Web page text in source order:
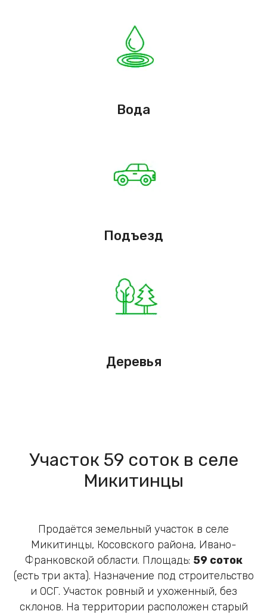
Вода
Подъезд
Деревья
Участок 59 соток в селе
Микитинцы
Продаётся земельный участок в селе
Микитинцы, Косовского района, Ивано-
Франковской области. Площадь: 59 соток
(есть три акта). Назначение под строительство
и ОСГ. Участок ровный и ухоженный, без
склонов. На территории расположен старый